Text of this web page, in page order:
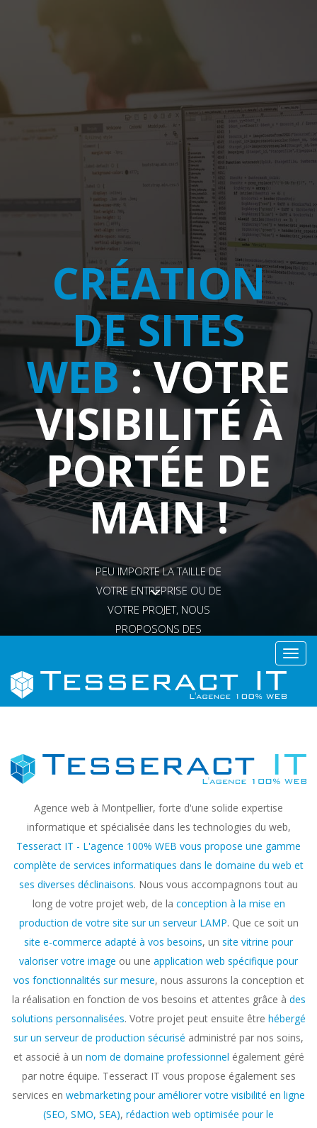
CRÉATION
DE SITES
WEB: VOTRE
VISIBILITÉ À
PORTÉE DE
MAIN !
PEU IMPORTE LA TAILLE DE
VOTRE ENTREPRISE OU DE
VOTRE PROJET, NOUS
PROPOSONS DES
SOLUTIONS (DIFFÉRENTS
CMS OU SITE SPÉCIFIQUE
COMMENCEZ DÈS
MAINTENANT À CONSTRUIRE
VOTRE SUCCÈS EN LIGNE
AVEC NOUS !
COMMENCER MAINTENANT
Agence web à Montpellier, forte d'une solide expertise
informatique et spécialisée dans les technologies du web,
Tesseract IT - L'agence 100% WEB vous propose une gamme
complète de services informatiques dans le domaine du web et
ses diverses déclinaisons. Nous vous accompagnons tout au
long de votre projet web, de la conception à la mise en
production de votre site sur un serveur LAMP. Que ce soit un
site e-commerce adapté à vos besoins, un site vitrine pour
valoriser votre image ou une application web spécifique pour
vos fonctionnalités sur mesure, nous assurons la conception et
la réalisation en fonction de vos besoins et attentes grâce à des
solutions personnalisées. Votre projet peut ensuite être hébergé
sur un serveur de production sécurisé administré par nos soins,
et associé à un nom de domaine professionnel également géré
par notre équipe. Tesseract IT vous propose également ses
services en webmarketing pour améliorer votre visibilité en ligne
(SEO, SMO, SEA), rédaction web optimisée pour le